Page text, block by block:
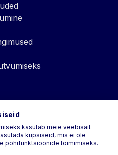
kasutab meie veebisait
küpsiseid, mis ei ole
põhifunktsioonide toimimiseks.